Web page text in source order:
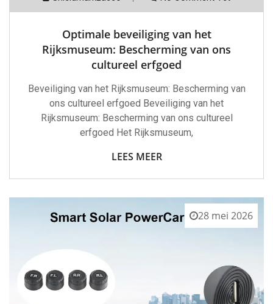
Optimale beveiliging van het
Rijksmuseum: Bescherming van ons
cultureel erfgoed
Beveiliging van het Rijksmuseum: Bescherming van
ons cultureel erfgoed Beveiliging van het
Rijksmuseum: Bescherming van ons cultureel
erfgoed Het Rijksmuseum,
LEES MEER
28 mei 2026